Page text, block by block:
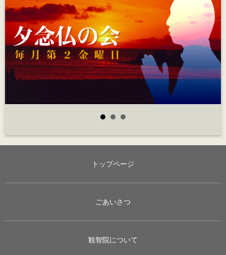
トップページ
ごあいさつ
観智院について